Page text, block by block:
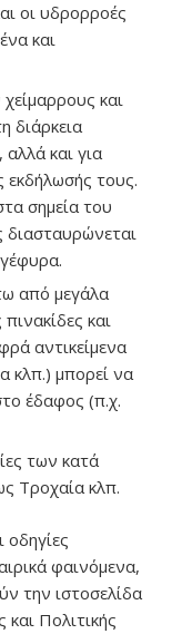
οι υδρορροές
και
και
διάρκεια
και για
εκδήλωσής τους.
σημεία του
διασταυρώνεται
από μεγάλα
και
αντικείμενα
κλπ.) μπορεί να
έδαφος (π.χ.
των κατά
Τροχαία κλπ.
οδηγίες
φαινόμενα,
την ιστοσελίδα
Πολιτικής